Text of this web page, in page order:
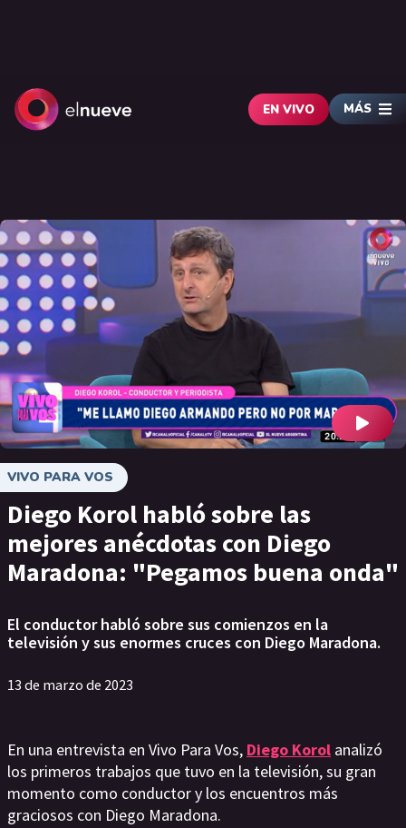
EN VIVO MÁS
VIVO PARA VOS
Diego Korol habló sobre las
mejores anécdotas con Diego
Maradona: "Pegamos buena onda"
El conductor habló sobre sus comienzos en la
televisión y sus enormes cruces con Diego Maradona.
13 de marzo de 2023
En una entrevista en Vivo Para Vos, Diego Korol analizó
los primeros trabajos que tuvo en la televisión, su gran
momento como conductor y los encuentros más
graciosos con Diego Maradona.